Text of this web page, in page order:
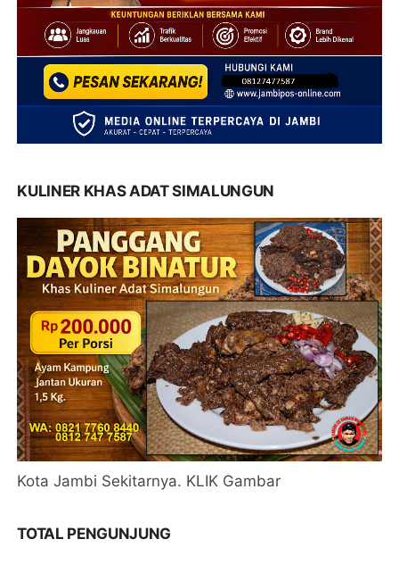
KULINER KHAS ADAT SIMALUNGUN
Kota Jambi Sekitarnya. KLIK Gambar
TOTAL PENGUNJUNG